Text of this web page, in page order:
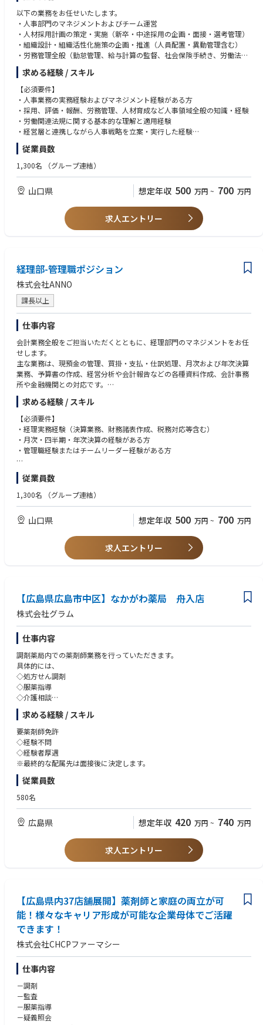
以下の業務をお任せいたします。
・人事部門のマネジメントおよびチーム運営
・人材採用計画の策定・実施（新卒・中途採用の企画・面接・選考管理）
・組織設計・組織活性化施策の企画・推進（人員配置・異動管理含む）
・労務管理全般（勤怠管理、給与計算の監督、社会保険手続き、労働法遵
守の管理）
・人事制度の構築・改善（公平かつ効果的な評価・報酬制度の整備）
・労働環境の改善および社員満足度向上施策の推進（ハラスメント対応含
む）
・経営層との連携による人事戦略の立案・実行
・社内コミュニケーション促進および社員フォロー（メンタルヘルス対策
等）
・その他、人事管理職として必要な総合的な業務管理・改善活動
求める経験 / スキル
【必須要件】
・人事業務の実務経験およびマネジメント経験がある方
・採用、評価・報酬、労務管理、人材育成など人事領域全般の知識・経験
・労働関連法規に関する基本的な理解と適用経験
・経営層と連携しながら人事戦略を立案・実行した経験
・部下育成やチームマネジメントの実績がある方
【歓迎要件】
・組織開発の経験がある方
従業員数
1,300名 （グループ連結）
山口県 想定年収 500 万円 ~ 700 万円
求人エントリー
経理部-管理職ポジション
株式会社ANNO
課長以上
仕事内容
会計業務全般をご担当いただくとともに、経理部門のマネジメントをお任
せします。
主な業務は、現預金の管理、買掛・支払・仕訳処理、月次および年次決算
業務、予算書の作成、経営分析や会計報告などの各種資料作成、会計事務
所や金融機関との対応です。
部門メンバーの業務進捗管理や育成、業務プロセスの改善を推進し、グル
ープ全体の円滑な事業運営を支える重要な役割を担っていただきます。
求める経験 / スキル
【必須要件】
・経理実務経験（決算業務、財務諸表作成、税務対応等含む）
・月次・四半期・年次決算の経験がある方
・管理職経験またはチームリーダー経験がある方
【歓迎要件】
・社会福祉法人会計基準の知見がある方
従業員数
1,300名 （グループ連結）
山口県 想定年収 500 万円 ~ 700 万円
求人エントリー
【広島県広島市中区】なかがわ薬局 舟入店
株式会社グラム
仕事内容
調剤薬局内での薬剤師業務を行っていただきます。
具体的には、
◇処方せん調剤
◇服薬指導
◇介護相談
◇健康相談 等
【店舗概要】※2025年12月時点
■営業時間：
月～金 9:30～19:30
土 9:30～13:30
■平均処方箋枚数：60枚／日
■処方箋科目：内科・循環器内科中心
求める経験 / スキル
要薬剤師免許
◇経験不問
◇経験者厚遇
※最終的な配属先は面接後に決定します。
従業員数
580名
広島県 想定年収 420 万円 ~ 740 万円
求人エントリー
【広島県内37店舗展開】薬剤師と家庭の両立が可
能！様々なキャリア形成が可能な企業母体でご活躍
できます！
株式会社CHCPファーマシー
仕事内容
－調剤
－監査
－服薬指導
－疑義照会